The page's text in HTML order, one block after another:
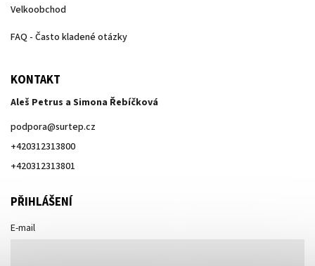
Velkoobchod
FAQ - Často kladené otázky
KONTAKT
Aleš Petrus a Simona Řebíčková
podpora@surtep.cz
+420312313800
+420312313801
PŘIHLÁŠENÍ
E-mail